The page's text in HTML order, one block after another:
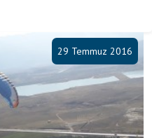
29 Temmuz 2016